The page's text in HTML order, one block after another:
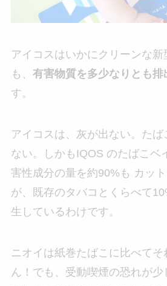
アイコスはいかにクリーンな
も、 有害物質を多少なりとも排
す。
アイコスは、灰が出ない。たば
ない。しかもIQOS のたばこベ
害性成分の量を約90%も カッ
が、既存のタバコとくらべて
生しているわけです。
ニオイは紙巻たばこに比べて
ん！でも、受動喫煙の恐れが少